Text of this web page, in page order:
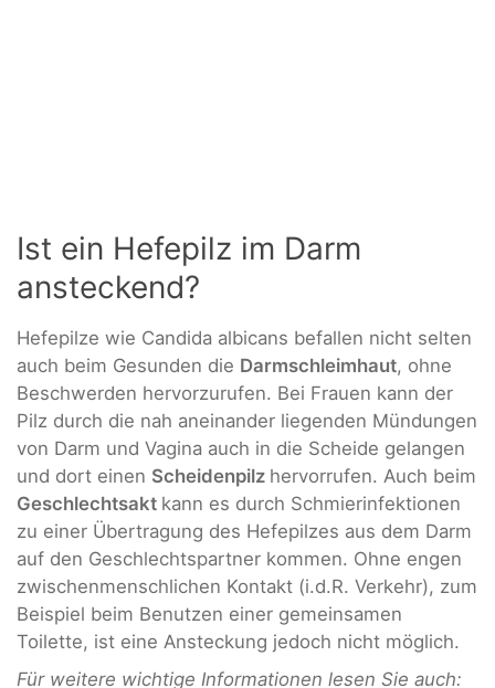
Ist ein Hefepilz im Darm
ansteckend?
Hefepilze wie Candida albicans befallen nicht selten
auch beim Gesunden die Darmschleimhaut, ohne
Beschwerden hervorzurufen. Bei Frauen kann der
Pilz durch die nah aneinander liegenden Mündungen
von Darm und Vagina auch in die Scheide gelangen
und dort einen Scheidenpilz hervorrufen. Auch beim
Geschlechtsakt kann es durch Schmierinfektionen
zu einer Übertragung des Hefepilzes aus dem Darm
auf den Geschlechtspartner kommen. Ohne engen
zwischenmenschlichen Kontakt (i.d.R. Verkehr), zum
Beispiel beim Benutzen einer gemeinsamen
Toilette, ist eine Ansteckung jedoch nicht möglich.
Für weitere wichtige Informationen lesen Sie auch: